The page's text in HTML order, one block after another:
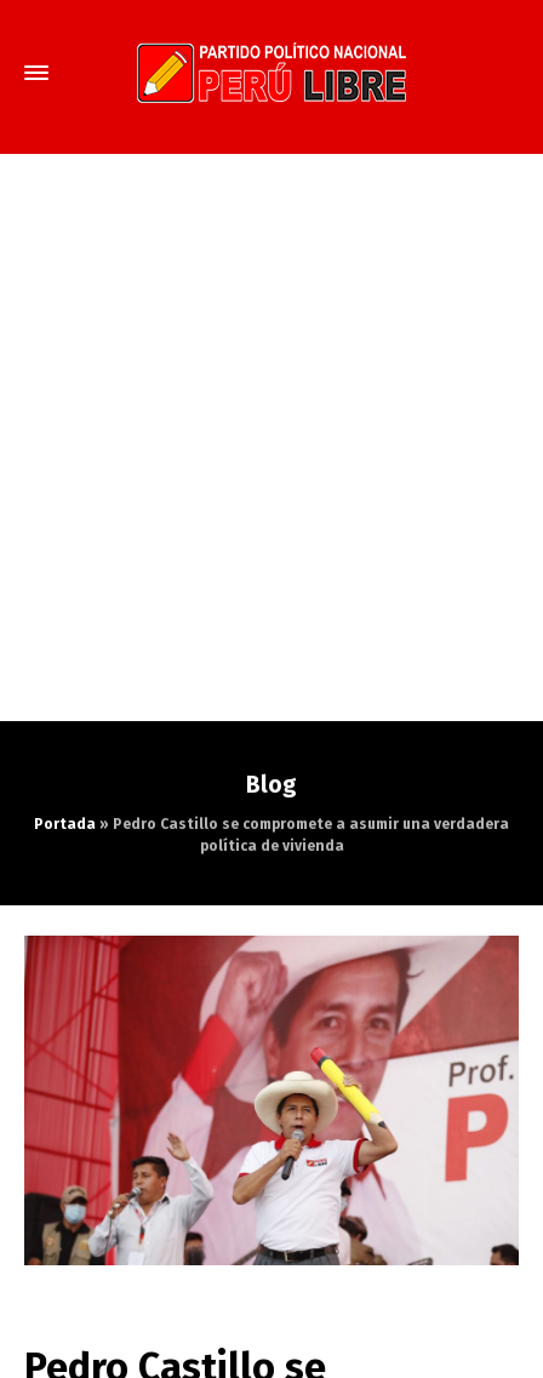
Blog
Portada » Pedro Castillo se compromete a asumir una verdadera
política de vivienda
Pedro Castillo se